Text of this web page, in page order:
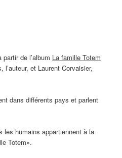
de l’album La famille Totem
,l’auteur,et Laurent Corvaisier,
dans différents pays et parlent
les humains appartiennent à la
Totem».